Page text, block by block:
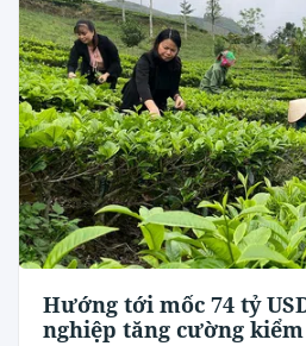
Hướng tới mốc 74 tỷ
nghiệp tăng cường